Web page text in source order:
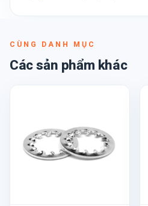
CÙNG DANH MỤC
Các sản phẩm khác